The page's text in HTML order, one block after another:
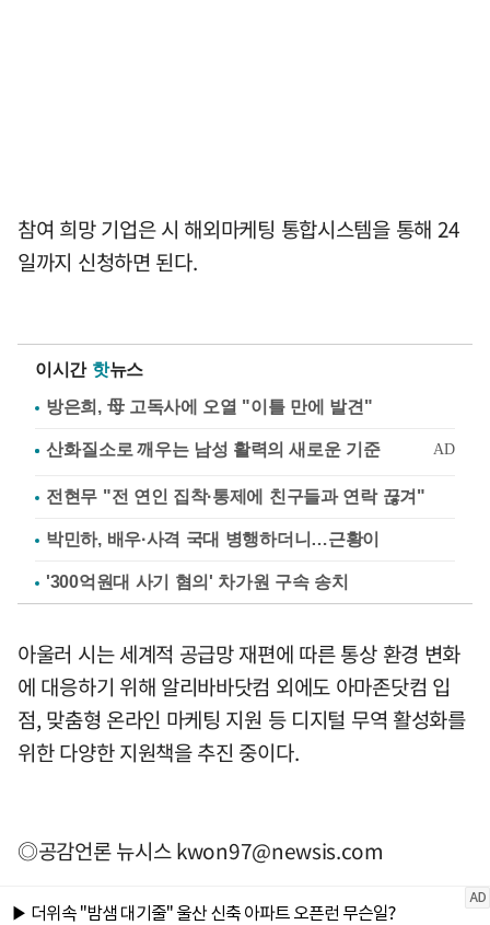
참여 희망 기업은 시 해외마케팅 통합시스템을 통해 24
일까지 신청하면 된다.
이시간 핫뉴스
방은희, 母 고독사에 오열 "이틀 만에 발견"
전현무 "전 연인 집착·통제에 친구들과 연락 끊겨"
박민하, 배우·사격 국대 병행하더니…근황이
'300억원대 사기 혐의' 차가원 구속 송치
아울러 시는 세계적 공급망 재편에 따른 통상 환경 변화
에 대응하기 위해 알리바바닷컴 외에도 아마존닷컴 입
점, 맞춤형 온라인 마케팅 지원 등 디지털 무역 활성화를
위한 다양한 지원책을 추진 중이다.
◎공감언론 뉴시스kwon97@newsis.com